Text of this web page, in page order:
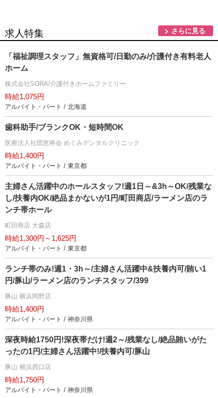
求人特集 さらに見る
「福祉調理スタッフ」無資格可/日勤のみ/介護付き有料老人
ホーム
株式会社SORA/介護付きホームファミリー
時給1,075円
アルバイト・パート / 北海道
歯科助手/ブランクOK・短時間OK
医療法人社団恵将会 めぐみデンタルクリニック
時給1,400円
アルバイト・パート / 東京都
主婦さん活躍中のホールスタッフ!週1日～&3h～OK/残業な
し/扶養内OK/絶品まかないが1円/町田商店/ラーメン店のラ
ンチ帯ホール
町田商店 大森店
時給1,300円～1,625円
アルバイト・パート / 東京都
ランチ帯のみ!週1・3h～/主婦さん活躍中&扶養内可/賄い1
円/豚山/ラーメン店のランチスタッフ/399
豚山 横浜岡野店
時給1,400円
アルバイト・パート / 神奈川県
深夜時給1750円!深夜帯だけ!週2～/残業なし/絶品賄いがた
ったの1円/主婦さん活躍中!/扶養内可/豚山
豚山 横浜西口店
時給1,750円
アルバイト・パート / 神奈川県